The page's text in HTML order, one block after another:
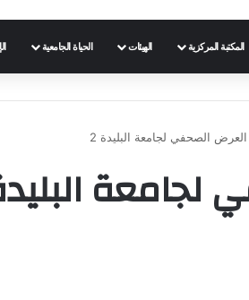
المكتبة المركزية الهيئات الحياة الجامعية
العرض الصحفي لجامعة البليدة 2